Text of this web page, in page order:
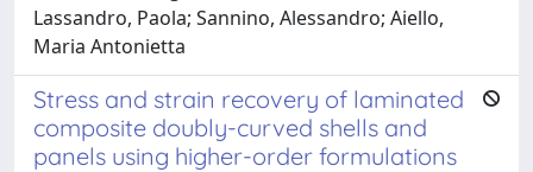
Lassandro, Paola; Sannino, Alessandro; Aiello,
Maria Antonietta
Stress and strain recovery of laminated
composite doubly-curved shells and
panels using higher-order formulations